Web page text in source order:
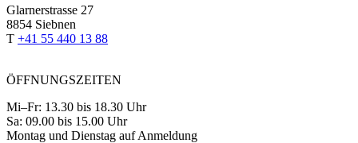
Glarnerstrasse 27
8854 Siebnen
T +41 55 440 13 88
ÖFFNUNGSZEITEN
Mi–Fr: 13.30 bis 18.30 Uhr
Sa: 09.00 bis 15.00 Uhr
Montag und Dienstag auf Anmeldung